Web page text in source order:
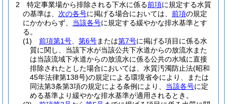
2
特定事業場から排除される下水に係る前項に規定する水質
の基準は、 次の各号に掲げる場合においては、 前項の規定
にかかわらず、 当該各号に規定する緩やかな排水基準とす
る。
(1)
前項第1号 第6号または第7号に掲げる項目に係る水
質に関し、当該下水が当該公共下水道からの放流水また
は当該流域下水道からの放流水に係る公共の水域に直接
排除されたとした場合においては、水質汚濁防止法(昭和
45年法律第138号)の規定による環境省令により、または
同法第3条第3項の規定による条例により、 当該各号に定
める基準より緩やかな排水基準が適用されるとき。